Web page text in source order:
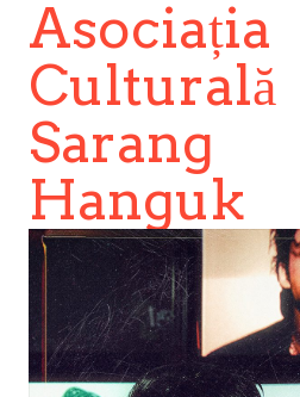
Asociația
Culturală
Sarang
Hanguk